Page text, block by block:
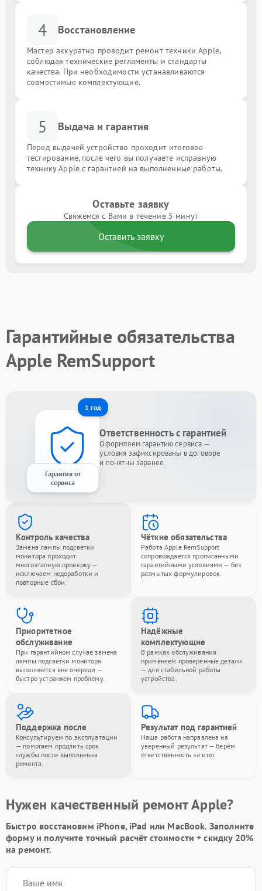
4 Восстановление
Мастер аккуратно проводит ремонт техники Apple,
соблюдая технические регламенты и стандарты
качества. При необходимости устанавливаются
совместимые комплектующие.
5 Выдача и гарантия
Перед выдачей устройство проходит итоговое
тестирование, после чего вы получаете исправную
технику Apple с гарантией на выполненные работы.
Оставьте заявку
Свяжемся с Вами в течение 5 минут
Оставить заявку
Гарантийные обязательства
Apple RemSupport
1 год
Гарантия от
сервиса
Ответственность с гарантией
Оформляем гарантию сервиса —
условия зафиксированы в договоре
и понятны заранее.
Контроль качества
Замена лампы подсветки
монитора проходит
многоэтапную проверку —
исключаем недоработки и
повторные сбои.
Чёткие обязательства
Работа Apple RemSupport
сопровождается прописанными
гарантийными условиями — без
размытых формулировок.
Приоритетное
обслуживание
При гарантийном случае замена
лампы подсветки монитора
выполняется вне очереди —
быстро устраняем проблему.
Надёжные
комплектующие
В рамках обслуживания
применяем проверенные детали
— для стабильной работы
устройства.
Поддержка после
Консультируем по эксплуатации
— помогаем продлить срок
службы после выполнения
ремонта.
Результат под гарантией
Наша работа направлена на
уверенный результат — берём
ответственность за итог.
Нужен качественный ремонт Apple?
Быстро восстановим iPhone, iPad или MacBook. Заполните
формуи получите точный расчёт стоимости +скидку 20%
на ремонт.